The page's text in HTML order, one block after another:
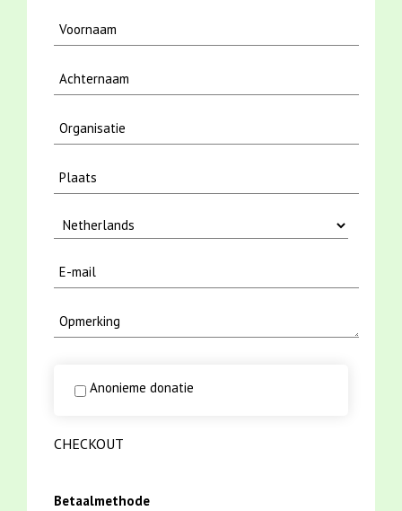
Anonieme donatie
CHECKOUT
Betaalmethode